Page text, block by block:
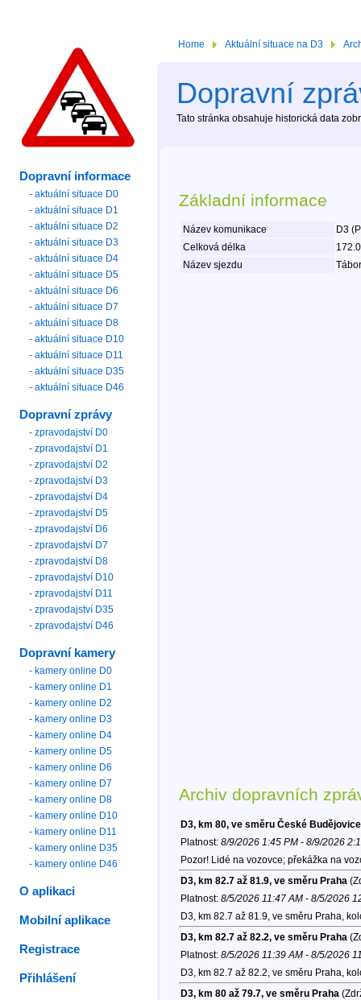
Home Aktuální situace na D3
Dopravní
Tato stránka obsahuje historická data
Základní informace
Název komunikace
D3
Celková délka
Název sjezdu
Archiv dopravních
D3, km 80, ve směru České Budějovice
Platnost: 8/9/2026 1:45 PM - 8/9/2026
Pozor! Lidé na vozovce; překážka na
D3, km 82.7 až 81.9, ve směru Praha
Platnost: 8/5/2026 11:47 AM - 8/5/2026
D3, km 82.7 až 81.9, ve směru Praha,
D3, km 82.7 až 82.2, ve směru Praha
Platnost: 8/5/2026 11:39 AM - 8/5/2026
D3, km 82.7 až 82.2, ve směru Praha,
D3, km 80 až 79.7, ve směru Praha
Dopravní informace
- aktuální situace D0
- aktuální situace D1
- aktuální situace D2
- aktuální situace D3
- aktuální situace D4
- aktuální situace D5
- aktuální situace D6
- aktuální situace D7
- aktuální situace D8
- aktuální situace D10
- aktuální situace D11
- aktuální situace D35
- aktuální situace D46
Dopravní zprávy
- zpravodajství D0
- zpravodajství D1
- zpravodajství D2
- zpravodajství D3
- zpravodajství D4
- zpravodajství D5
- zpravodajství D6
- zpravodajství D7
- zpravodajství D8
- zpravodajství D10
- zpravodajství D11
- zpravodajství D35
- zpravodajství D46
Dopravní kamery
- kamery online D0
- kamery online D1
- kamery online D2
- kamery online D3
- kamery online D4
- kamery online D5
- kamery online D6
- kamery online D7
- kamery online D8
- kamery online D10
- kamery online D11
- kamery online D35
- kamery online D46
O aplikaci
Mobilní aplikace
Registrace
Přihlášení